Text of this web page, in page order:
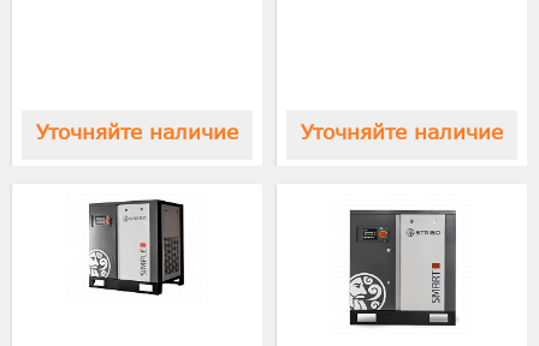
Уточняйте наличие Уточняйте наличие